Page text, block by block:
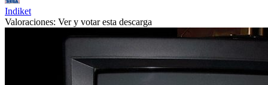
Indiket
Valoraciones: Ver y votar esta descarga